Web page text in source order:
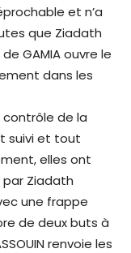
et n’a
que Ziadath
GAMIA ouvre le
dans les
contrôle de la
suivi et tout
elles ont
Ziadath
une frappe
de deux buts à
renvoie les